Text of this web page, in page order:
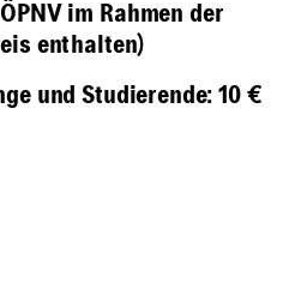
im Rahmen der
enthalten)
und Studierende: 10 €